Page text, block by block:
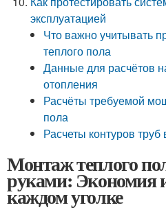
эксплуатацией
Что важно учитывать
теплого пола
Данные для расчётов
отопления
Расчёты требуемой
пола
Расчеты контуров
Монтаж теплого
руками: Экономия
каждом уголке